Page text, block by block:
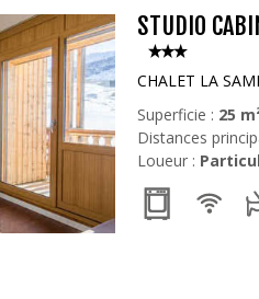
STUDIO
CHALET LA
Superficie : 25
Distances
Loueur :